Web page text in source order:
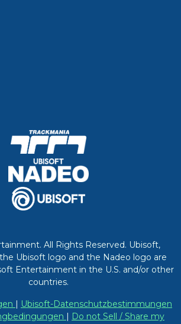
All Rights Reserved. Ubisoft,
Ubisoft logo and the Nadeo logo are
Entertainment in the U.S. and/or other
countries.
| Ubisoft-Datenschutzbestimmungen
| Do not Sell / Share my